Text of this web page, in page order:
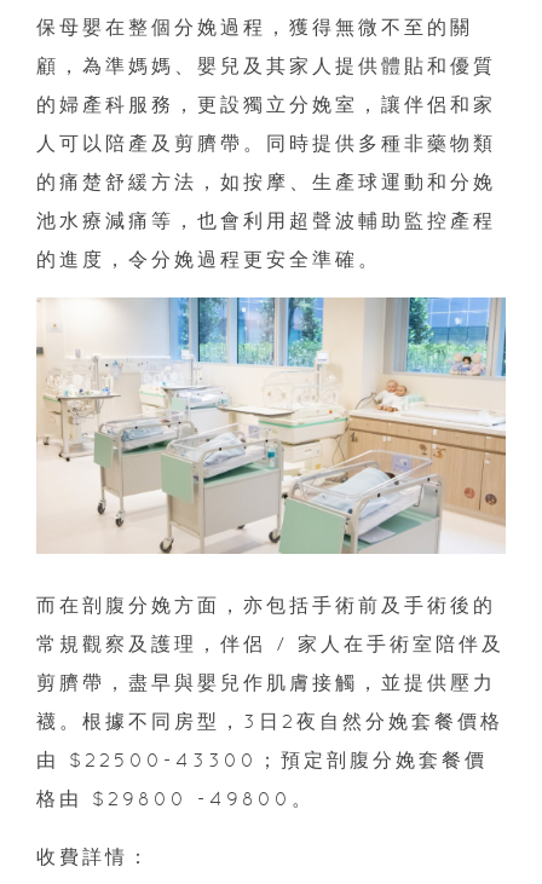
保母嬰在整個分娩過程，獲得無微不至的關
顧，為準媽媽、嬰兒及其家人提供體貼和優質
的婦產科服務，更設獨立分娩室，讓伴侶和家
人可以陪產及剪臍帶。同時提供多種非藥物類
的痛楚舒緩方法，如按摩、生產球運動和分娩
池水療減痛等，也會利用超聲波輔助監控產程
的進度，令分娩過程更安全準確。
而在剖腹分娩方面，亦包括手術前及手術後的
常規觀察及護理，伴侶 / 家人在手術室陪伴及
剪臍帶，盡早與嬰兒作肌膚接觸，並提供壓力
襪。根據不同房型，3日2夜自然分娩套餐價格
由 $22500-43300；預定剖腹分娩套餐價
格由 $29800 -49800。
收費詳情：